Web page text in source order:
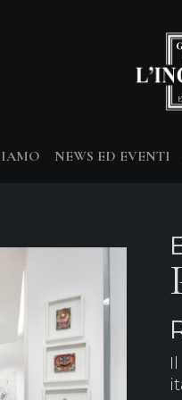
NEWS ED EVENTI